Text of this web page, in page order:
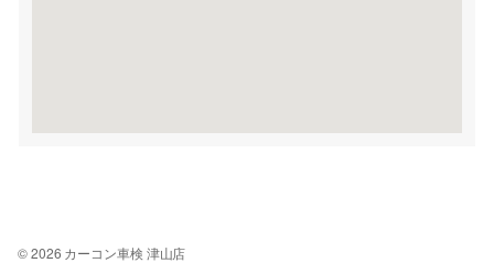
© 2026 カーコン車検 津山店